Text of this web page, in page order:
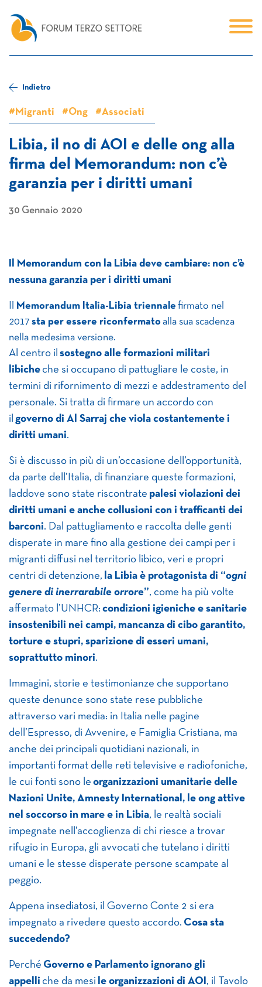
Indietro
#Migranti #Ong #Associati
Libia, il no di AOI e delle ong alla
firma del Memorandum: non c’è
garanzia per i diritti umani
30 Gennaio 2020
Il Memorandum con la Libia deve cambiare: non c’è
nessuna garanzia per i diritti umani
Memorandum Italia-Libia triennale firmato nel
2017 sta per essere riconfermato alla sua scadenza
nella medesima versione.
Al centro il sostegno alle formazioni militari
libiche che si occupano di pattugliare le coste, in
termini di rifornimento di mezzi e addestramento del
personale. Si tratta di firmare un accordo con
il governo di Al Sarraj che viola costantemente i
diritti umani.
Si è discusso in più di un’occasione dell’opportunità,
da parte dell’Italia, di finanziare queste formazioni,
laddove sono state riscontrate palesi violazioni dei
diritti umani e anche collusioni con i trafficanti dei
barconi. Dal pattugliamento e raccolta delle genti
disperate in mare fino alla gestione dei campi per i
migranti diffusi nel territorio libico, veri e propri
centri di detenzione, la Libia è protagonista di “ogni
genere di inerrarabile orrore”, come ha più volte
affermato l’UNHCR: condizioni igieniche e sanitarie
insostenibili nei campi, mancanza di cibo garantito,
torture e stupri, sparizione di esseri umani,
soprattutto minori.
Immagini, storie e testimonianze che supportano
queste denunce sono state rese pubbliche
attraverso vari media: in Italia nelle pagine
dell’Espresso, di Avvenire, e Famiglia Cristiana, ma
anche dei principali quotidiani nazionali, in
importanti format delle reti televisive e radiofoniche,
le cui fonti sono le organizzazioni umanitarie delle
Nazioni Unite, Amnesty International, le ong attive
nel soccorso in mare e in Libia, le realtà sociali
impegnate nell’accoglienza di chi riesce a trovar
rifugio in Europa, gli avvocati che tutelano i diritti
umani e le stesse disperate persone scampate al
peggio.
Appena insediatosi, il Governo Conte 2 si era
impegnato a rivedere questo accordo. Cosa sta
succedendo?
Perché Governo e Parlamento ignorano gli
appelli che da mesi le organizzazioni di AOI , il Tavolo